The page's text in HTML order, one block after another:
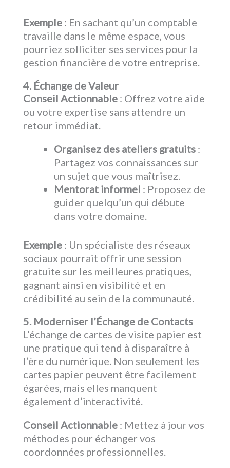
Exemple : En sachant qu’un comptable
travaille dans le même espace, vous
pourriez solliciter ses services pour la
gestion financière de votre entreprise.
4. Échange de Valeur
Conseil Actionnable : Offrez votre aide
ou votre expertise sans attendre un
retour immédiat.
Organisez des ateliers gratuits :
Partagez vos connaissances sur
un sujet que vous maîtrisez.
Mentorat informel : Proposez de
guider quelqu’un qui débute
dans votre domaine.
Exemple : Un spécialiste des réseaux
sociaux pourrait offrir une session
gratuite sur les meilleures pratiques,
gagnant ainsi en visibilité et en
crédibilité au sein de la communauté.
5. Moderniser l’Échange de Contacts
L’échange de cartes de visite papier est
une pratique qui tend à disparaître à
l’ère du numérique. Non seulement les
cartes papier peuvent être facilement
égarées, mais elles manquent
également d’interactivité.
Conseil Actionnable : Mettez à jour vos
méthodes pour échanger vos
coordonnées professionnelles.